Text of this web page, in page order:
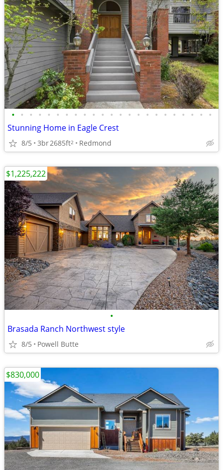
• • • • • • • • • • • • • • • • • • • • • • •
Stunning Home in Eagle Crest
8/5 3br2685ft2 Redmond
•
Brasada Ranch Northwest style
8/5 Powell Butte
$1,225,222
$830,000